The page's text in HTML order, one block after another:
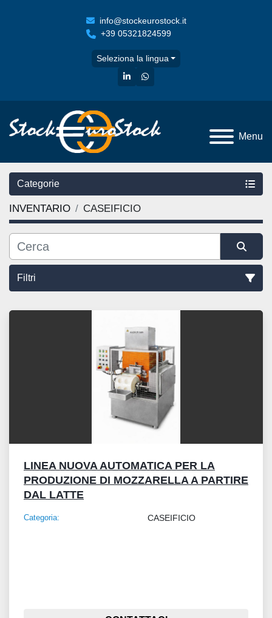
info@stockeurostock.it
+39 05321824599
Seleziona la lingua
linkedinwhatsapp
Menu
Categorie
INVENTARIO CASEIFICIO
Filtri
LINEA NUOVA AUTOMATICA PER LA
PRODUZIONE DI MOZZARELLA A PARTIRE
DAL LATTE
Categoria: CASEIFICIO